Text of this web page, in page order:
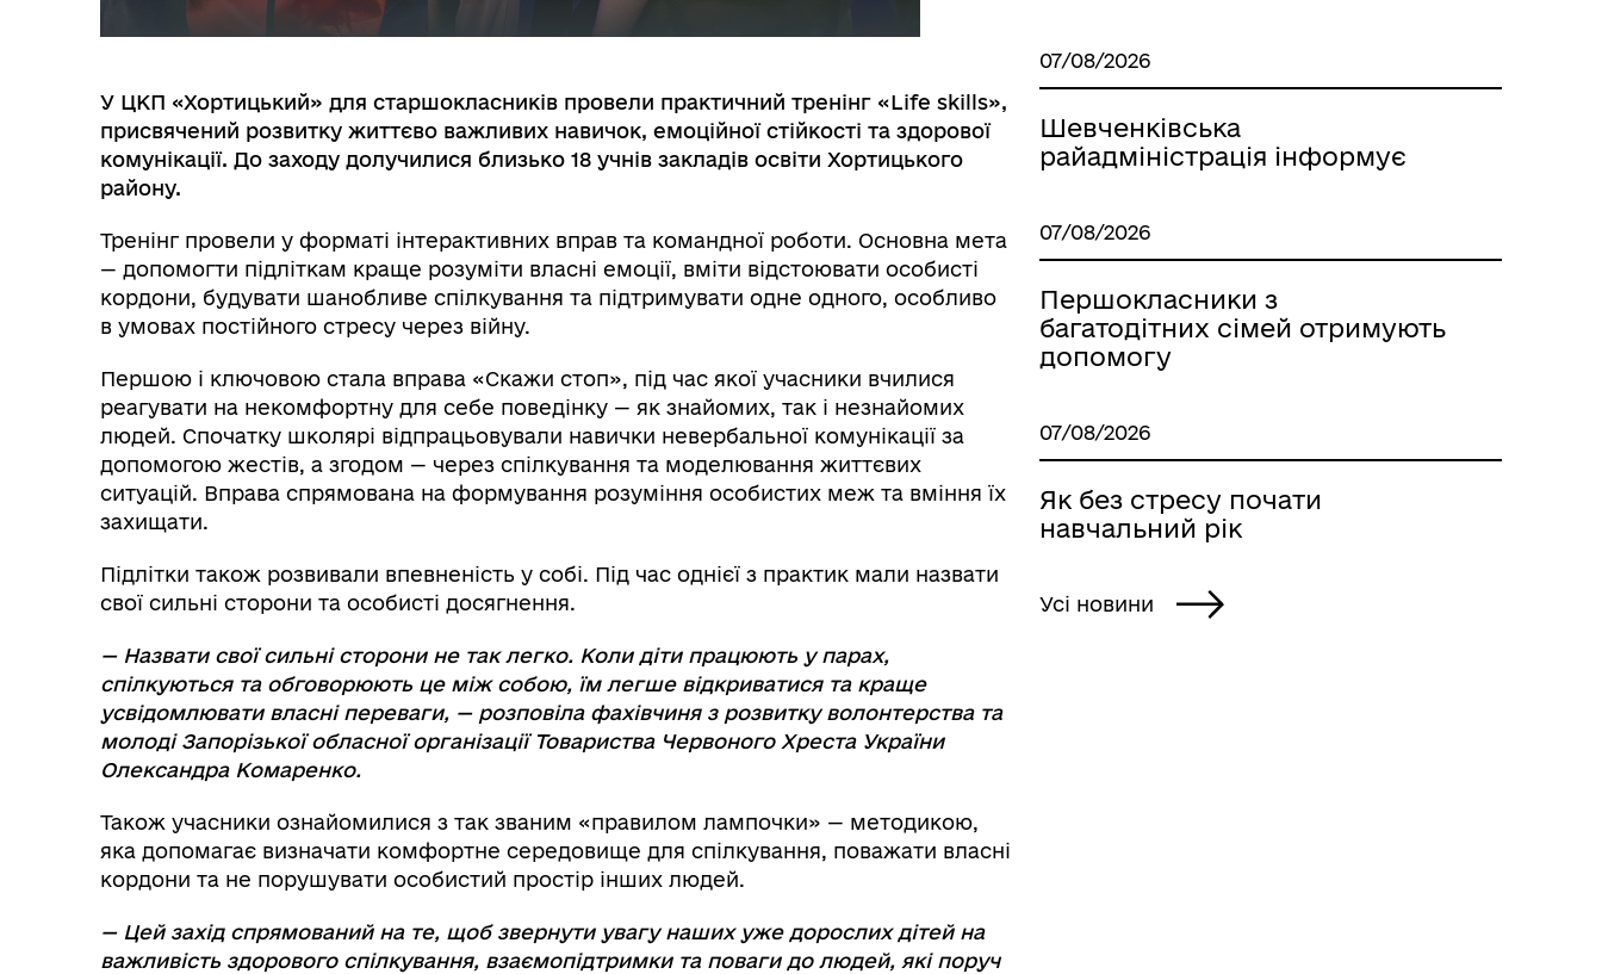
Стара версія сайту
У ЦКП «Хортицький» для старшокласників провели практичний тренінг «Life skills»,
присвячений розвитку життєво важливих навичок, емоційної стійкості та здорової
комунікації. До заходу долучилися близько 18 учнів закладів освіти Хортицького
району.
Тренінг провели у форматі інтерактивних вправ та командної роботи. Основна мета
— допомогти підліткам краще розуміти власні емоції, вміти відстоювати особисті
кордони, будувати шанобливе спілкування та підтримувати одне одного, особливо
в умовах постійного стресу через війну.
Першою і ключовою стала вправа «Скажи стоп», під час якої учасники вчилися
реагувати на некомфортну для себе поведінку — як знайомих, так і незнайомих
людей. Спочатку школярі відпрацьовували навички невербальної комунікації за
допомогою жестів, а згодом — через спілкування та моделювання життєвих
ситуацій. Вправа спрямована на формування розуміння особистих меж та вміння їх
захищати.
Підлітки також розвивали впевненість у собі. Під час однієї з практик мали назвати
свої сильні сторони та особисті досягнення.
— Назвати свої сильні сторони не так легко. Коли діти працюють у парах,
спілкуються та обговорюють це між собою, їм легше відкриватися та краще
усвідомлювати власні переваги, — розповіла фахівчиня з розвитку волонтерства та
молоді Запорізької обласної організації Товариства Червоного Хреста України
Олександра Комаренко.
Також учасники ознайомилися з так званим «правилом лампочки» — методикою,
яка допомагає визначати комфортне середовище для спілкування, поважати власні
кордони та не порушувати особистий простір інших людей.
— Цей захід спрямований на те, щоб звернути увагу наших уже дорослих дітей на
важливість здорового спілкування, взаємопідтримки та поваги до людей, які поруч
07/08/2026
Шевченківська
райадміністрація інформує
07/08/2026
Першокласники з
багатодітних сімей отримують
допомогу
07/08/2026
Як без стресу почати
навчальний рік
Усі новини